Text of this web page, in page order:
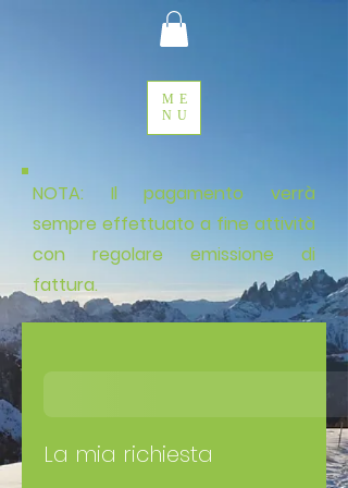
ME
NU
NOTA: Il pagamento verrà
sempre effettuato a fine attività
con regolare emissione di
fattura.
La mia richiesta